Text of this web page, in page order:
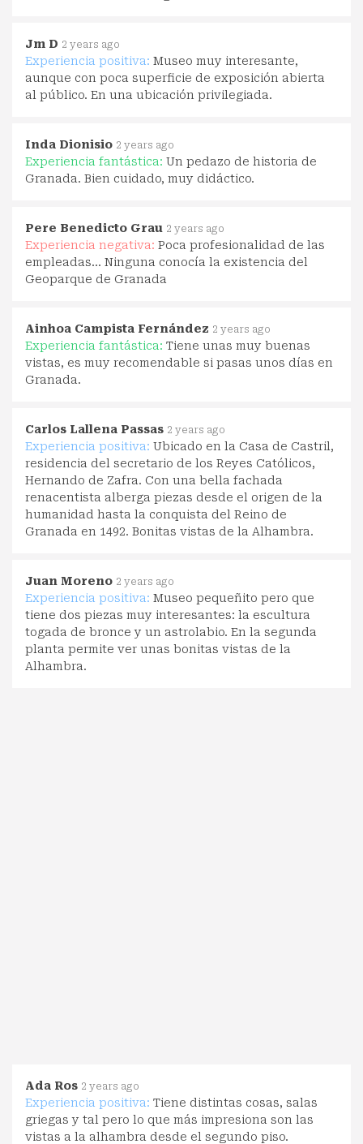
Jm D 2 years ago
Experiencia positiva: Museo muy interesante,
aunque con poca superficie de exposición abierta
al público. En una ubicación privilegiada.
Inda Dionisio 2 years ago
Experiencia fantástica: Un pedazo de historia de
Granada. Bien cuidado, muy didáctico.
Pere Benedicto Grau 2 years ago
Experiencia negativa: Poca profesionalidad de las
empleadas... Ninguna conocía la existencia del
Geoparque de Granada
Ainhoa Campista Fernández 2 years ago
Experiencia fantástica: Tiene unas muy buenas
vistas, es muy recomendable si pasas unos días en
Granada.
Carlos Lallena Passas 2 years ago
Experiencia positiva: Ubicado en la Casa de Castril,
residencia del secretario de los Reyes Católicos,
Hernando de Zafra. Con una bella fachada
renacentista alberga piezas desde el origen de la
humanidad hasta la conquista del Reino de
Granada en 1492. Bonitas vistas de la Alhambra.
Juan Moreno 2 years ago
Experiencia positiva: Museo pequeñito pero que
tiene dos piezas muy interesantes: la escultura
togada de bronce y un astrolabio. En la segunda
planta permite ver unas bonitas vistas de la
Alhambra.
Ada Ros 2 years ago
Experiencia positiva: Tiene distintas cosas, salas
griegas y tal pero lo que más impresiona son las
vistas a la alhambra desde el segundo piso.